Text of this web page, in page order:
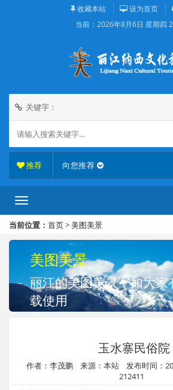
收藏本站 设为首页
当前： 2026年8月6日 星期四
关键字：
推荐 向您推荐
当前位置： 首页>美图美景
美图美景
丽江的美图美景，如大家
载使用
玉水寨民俗院
作者：李茂鹏 来源：本站 发布时间：
212411